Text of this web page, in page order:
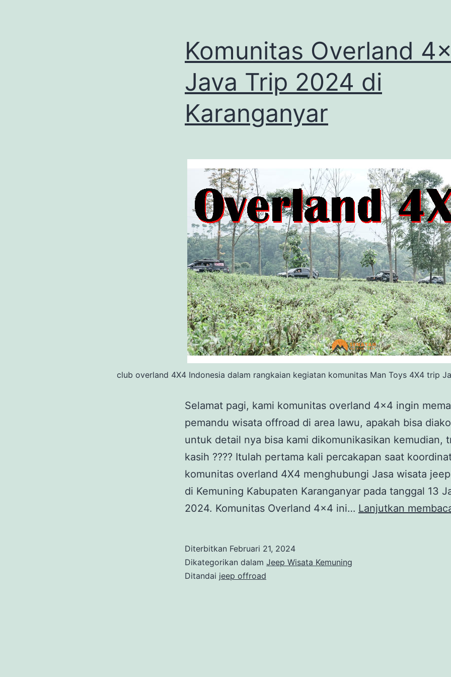
Komunitas Overland
Java Trip 2024 di
Karanganyar
club overland 4X4 Indonesia dalam rangkaian kegiatan komunitas Man Toys 4X4 trip
Selamat pagi, kami komunitas overland 4×4 ingin
pemandu wisata offroad di area lawu, apakah bisa
untuk detail nya bisa kami dikomunikasikan kemudian,
kasih ???? Itulah pertama kali percakapan saat
komunitas overland 4X4 menghubungi Jasa wisata
di Kemuning Kabupaten Karanganyar pada tanggal 13
2024. Komunitas Overland 4×4 ini… Lanjutkan
Diterbitkan Februari 21, 2024
Dikategorikan dalam Jeep Wisata Kemuning
Ditandai jeep offroad